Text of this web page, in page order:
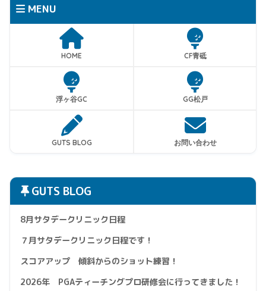
MENU
HOME CF青砥
浮ヶ谷GC GG松戸
GUTS BLOG お問い合わせ
GUTS BLOG
8月サタデークリニック日程
７月サタデークリニック日程です！
スコアアップ 傾斜からのショット練習！
2026年 PGAティーチングプロ研修会に行ってきました！